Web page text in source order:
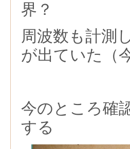
界？
周波数も計測
が出ていた（
今のところ確
する